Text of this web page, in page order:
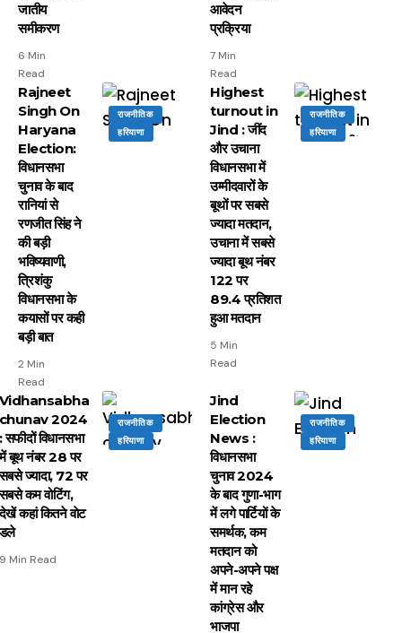
जातीय
समीकरण
6 Min
Read
आवेदन
प्रक्रिया
7 Min
Read
राजनीतिक
हरियाणा
Rajneet
Singh On
Haryana
Election:
विधानसभा
चुनाव के बाद
रानियां से
रणजीत सिंह ने
की बड़ी
भविष्यवाणी,
त्रिशंकु
विधानसभा के
कयासों पर कही
बड़ी बात
2 Min
Read
राजनीतिक
हरियाणा
Highest
turnout in
Jind : जींद
और उचाना
विधानसभा में
उम्मीदवारों के
बूथों पर सबसे
ज्यादा मतदान,
उचाना में सबसे
ज्यादा बूथ नंबर
122 पर
89.4 प्रतिशत
हुआ मतदान
5 Min
Read
राजनीतिक
हरियाणा
2024
सफीदों विधानसभा
बूथ नंबर 28 पर
ज्यादा, 72 पर
कम वोटिंग,
कहां कितने वाेट
Min Read
राजनीतिक
हरियाणा
Jind
Election
News :
विधानसभा
चुनाव 2024
के बाद गुणा-भाग
में लगे पार्टियों के
समर्थक, कम
मतदान को
अपने-अपने पक्ष
में मान रहे
कांग्रेस और
भाजपा